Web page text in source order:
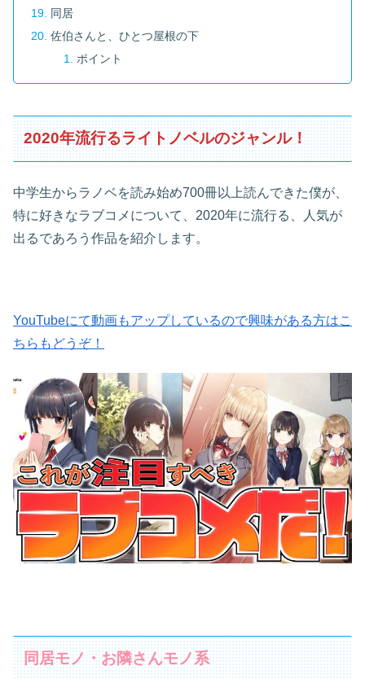
同居
佐伯さんと、ひとつ屋根の下
ポイント
2020年流行るライトノベルのジャンル！
中学生からラノベを読み始め700冊以上読んできた僕が、
特に好きなラブコメについて、2020年に流行る、人気が
出るであろう作品を紹介します。
YouTubeにて動画もアップしているので興味がある方はこ
ちらもどうぞ！
同居モノ・お隣さんモノ系